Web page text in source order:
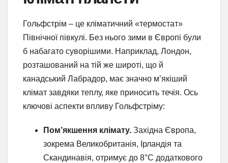
Гольфстрім – це кліматичний «термостат»
Північної півкулі. Без нього зими в Європі були
б набагато суворішими. Наприклад, Лондон,
розташований на тій же широті, що й
канадський Лабрадор, має значно м’якіший
клімат завдяки теплу, яке приносить течія. Ось
ключові аспекти впливу Гольфстріму:
Пом’якшення клімату. Західна Європа,
зокрема Великобританія, Ірландія та
Скандинавія, отримує до 8°C додаткового